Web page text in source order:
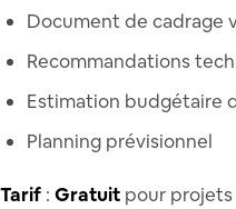
Document de cadrage
Recommandations
Estimation budgétaire
Planning prévisionnel
Tarif : Gratuit pour projets